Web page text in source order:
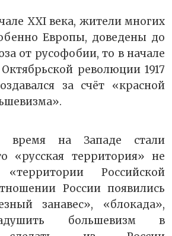
XXI века, жители многих
Европы, доведены до
от русофобии, то в начале
революции 1917
за счёт «красной
на Западе стали
«русская территория» не
«территории Российской
России появились
занавес», «блокада»,
большевизм в